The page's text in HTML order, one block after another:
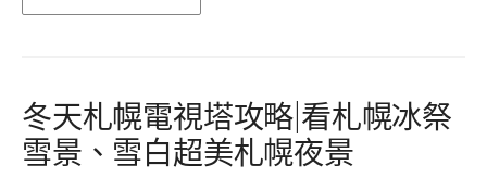
冬天札幌電視塔攻略|看札幌冰祭
雪景、雪白超美札幌夜景